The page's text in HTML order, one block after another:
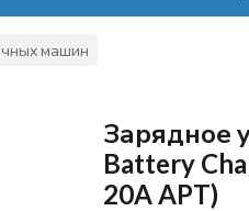
машин
Зарядное
Battery
20A APT)